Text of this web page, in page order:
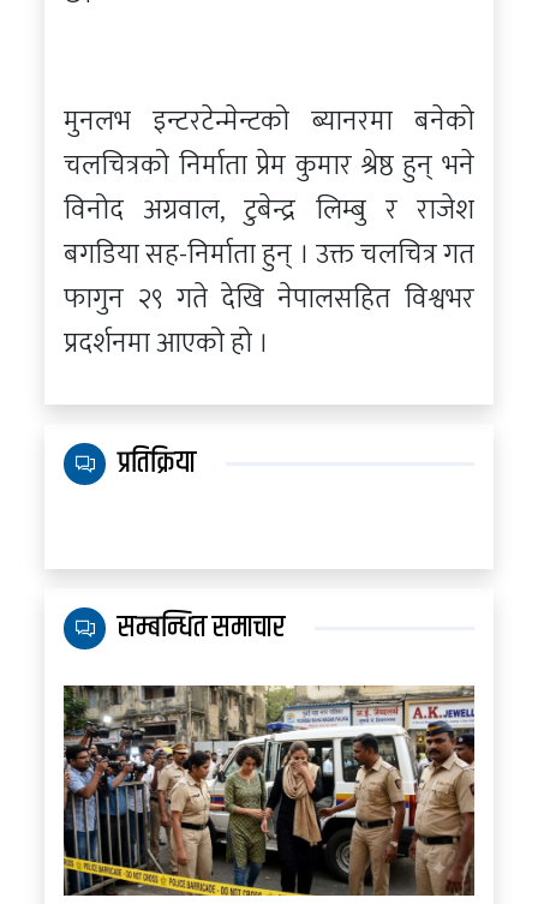
मुनलभ इन्टरटेन्मेन्टको ब्यानरमा बनेको
चलचित्रको निर्माता प्रेम कुमार श्रेष्ठ हुन् भने
विनोद अग्रवाल, टुबेन्द्र लिम्बु र राजेश
बगडिया सह-निर्माता हुन् । उक्त चलचित्र गत
फागुन २९ गते देखि नेपालसहित विश्वभर
प्रदर्शनमा आएको हो ।
प्रतिक्रिया
सम्बन्धित समाचार